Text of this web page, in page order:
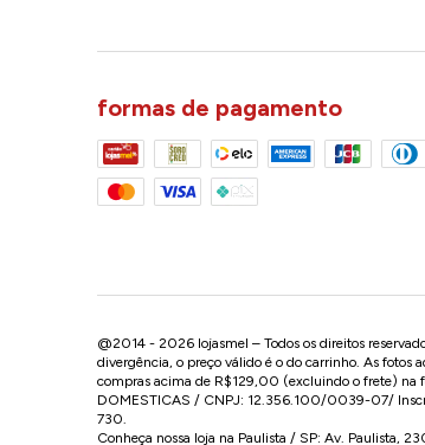
formas de pagamento
@2014 - 2026 lojasmel – Todos os direitos
divergência, o preço válido é o do carrinho. As fotos
compras acima de R$129,00 (excluindo o frete) na
DOMESTICAS / CNPJ: 12.356.100/0039-07/
730.
Conheça nossa loja na Paulista / SP: Av. Paulista,